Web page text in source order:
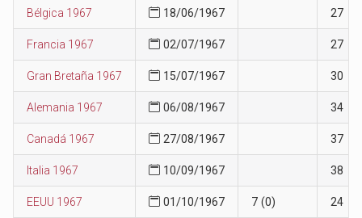
Bélgica 1967 18/06/1967 27
Francia 1967 02/07/1967 27
Gran Bretaña 1967 15/07/1967 30
Alemania 1967 06/08/1967 34
Canadá 1967 27/08/1967 37
Italia 1967 10/09/1967 38
EEUU 1967 01/10/1967 7 (0) 24